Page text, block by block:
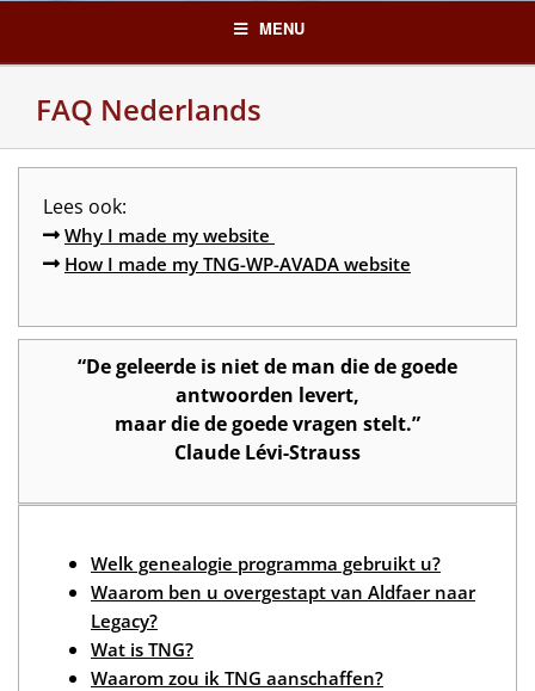
content
MENU
FAQ Nederlands
Lees ook:
Why I made my website
How I made my TNG-WP-AVADA website
“De geleerde is niet de man die de goede
antwoorden levert,
maar die de goede vragen stelt.”
Claude Lévi-Strauss
Welk genealogie programma gebruikt u?
Waarom ben u overgestapt van Aldfaer naar
Legacy?
Wat is TNG?
Waarom zou ik TNG aanschaffen?